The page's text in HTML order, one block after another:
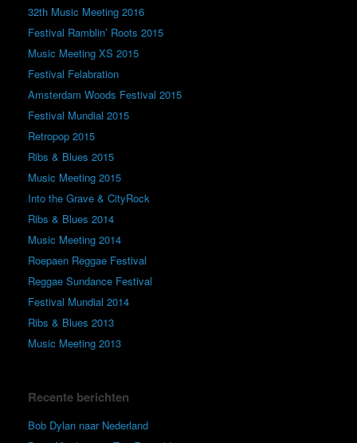
32th Music Meeting 2016
Festival Ramblin’ Roots 2015
Music Meeting XS 2015
Festival Felabration
Amsterdam Woods Festival 2015
Festival Mundial 2015
Retropop 2015
Ribs & Blues 2015
Music Meeting 2015
Into the Grave & CityRock
Ribs & Blues 2014
Music Meeting 2014
Roepaen Reggae Festival
Reggae Sundance Festival
Festival Mundial 2014
Ribs & Blues 2013
Music Meeting 2013
Recente berichten
Bob Dylan naar Nederland